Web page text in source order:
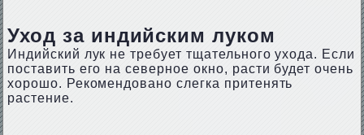
Уход за индийским луком
Индийский лук не требует тщательного ухода. Если
поставить его на северное окно, расти будет очень
хорошо. Рекомендовано слегка притенять
растение.